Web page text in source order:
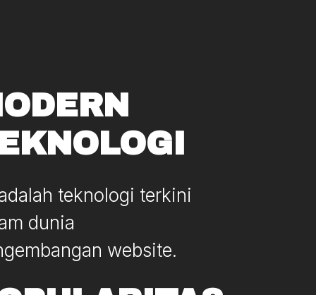
teknologi terkini
dunia
website.